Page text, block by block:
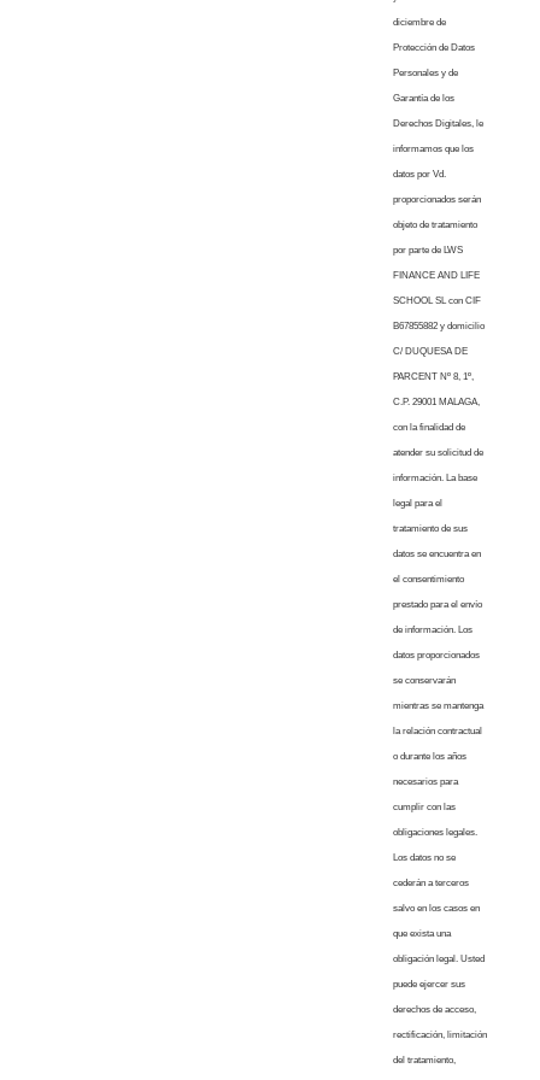
diciembre de
Protección de Datos
Personales y de
Garantía de los
Derechos Digitales, le
informamos que los
datos por Vd.
proporcionados serán
objeto de tratamiento
por parte de LWS
FINANCE AND LIFE
SCHOOL SL con CIF
B67855882 y domicilio
C/ DUQUESA DE
PARCENT Nº 8, 1º,
C.P. 29001 MALAGA,
con la finalidad de
atender su solicitud de
información. La base
legal para el
tratamiento de sus
datos se encuentra en
el consentimiento
prestado para el envío
de información. Los
datos proporcionados
se conservarán
mientras se mantenga
la relación contractual
o durante los años
necesarios para
cumplir con las
obligaciones legales.
Los datos no se
cederán a terceros
salvo en los casos en
que exista una
obligación legal. Usted
puede ejercer sus
derechos de acceso,
rectificación, limitación
del tratamiento,